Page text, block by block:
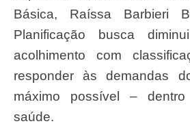
Básica, Raíssa Barbieri
Planificação busca
acolhimento com
responder às demandas
máximo possível –
saúde.